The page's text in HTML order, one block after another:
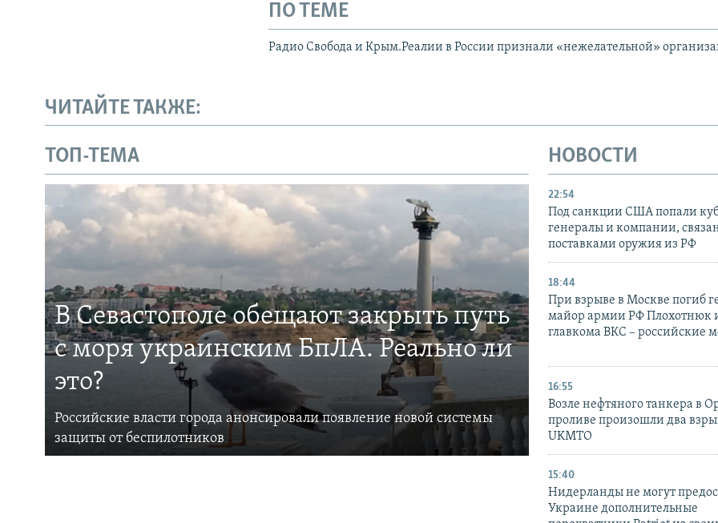
ПО ТЕМЕ
Радио Свобода и Крым.Реалии в России признали «нежелательной»
ЧИТАЙТЕ ТАКЖЕ:
ТОП-ТЕМА
В Севастополе обещают закрыть путь
с моря украинским БпЛА. Реально ли
это?
Российские власти города анонсировали появление новой системы
защиты от беспилотников
НОВОСТИ
22:54
Под санкции США попали
генералы и компании,
поставками оружия из РФ
18:44
При взрыве в Москве погиб
майор армии РФ Плохотнюк
главкома ВКС – российские
16:55
Возле нефтяного танкера в
проливе произошли два
UKMTO
15:40
Нидерланды не могут
Украине дополнительные